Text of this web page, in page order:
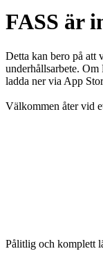
FASS är
Detta kan bero på att
underhållsarbete. Om
ladda ner via App
Välkommen åter vid
Pålitlig och komplett